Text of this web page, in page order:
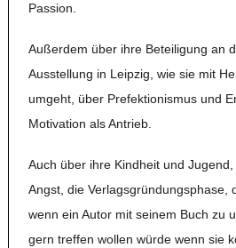
Passion.
Außerdem über ihre Beteiligung an
Ausstellung in Leipzig, wie sie mit
umgeht, über Prefektionismus und
Motivation als Antrieb.
Auch über ihre Kindheit und
Angst, die Verlagsgründungsphase,
wenn ein Autor mit seinem Buch zu
gern treffen wollen würde wenn sie